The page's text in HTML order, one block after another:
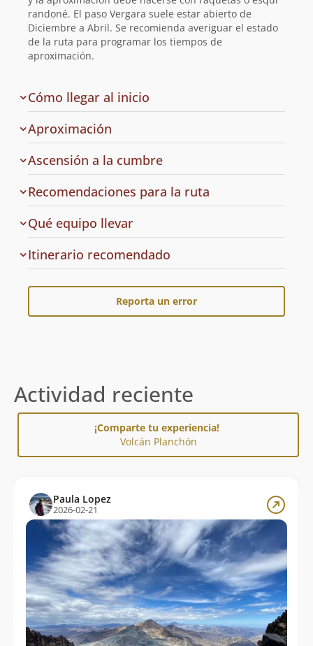
randoné. El paso Vergara suele estar abierto de
Diciembre a Abril. Se recomienda averiguar el estado
de la ruta para programar los tiempos de
aproximación.
Cómo llegar al inicio
la
Aproximación
Ascensión a la cumbre
Recomendaciones para la ruta
Qué equipo llevar
Cuál
es
Itinerario recomendado
Reporta un error
Actividad reciente
¡Comparte tu experiencia!
Volcán Planchón
Paula Lopez
2026-02-21